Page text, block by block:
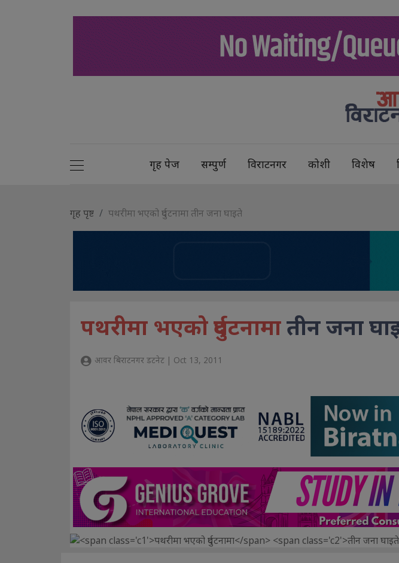
गृह पेज सम्पुर्ण विराटनगर कोशी विशेष
गृह पृष्ट पथरीमा भएको दुर्घटनामा तीन जना घाइते
पथरीमा भएको दुर्घटनामातीन जना
आवर बिराटनगर डटनेट | Oct 13, 2011